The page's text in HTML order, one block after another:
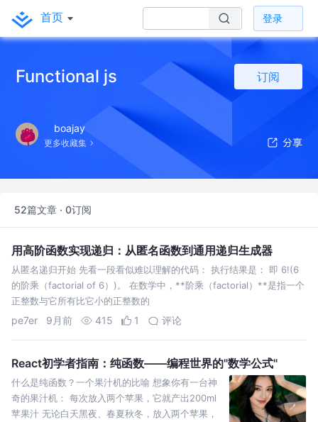
首页 登录
Functional js 订阅
boajay
更多收藏集
52篇文章 · 0订阅
用高阶函数实现递归：从匿名函数到通用递归生成器
从匿名递归开始 先看一段看似难以理解的代码： 执行结果是： 即 6!(6
的阶乘（factorial of 6）)。 在数学中，**阶乘（factorial）**是指一个
正整数与它所有比它小的正整数的
pe7er 9月前 415 1 评论
React初学者指南：纯函数——编程世界的"数学公式"
什么是纯函数？一个果汁机的比喻 想象你有一台神
奇的果汁机： 每次放入两个苹果，它就产出200ml
苹果汁 无论白天黑夜、春夏秋冬，放入两个苹果，